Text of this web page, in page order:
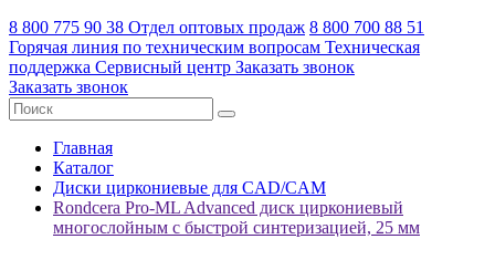
8 800 775 90 38 Отдел оптовых продаж 8 800 700 88 51
Горячая линия по техническим вопросам Техническая
поддержка Сервисный центр Заказать звонок
Заказать звонок
Главная
Каталог
Диски циркониевые для CAD/CAM
Rondcera Pro-ML Advanced диск циркониевый
многослойным с быстрой синтеризацией, 25 мм